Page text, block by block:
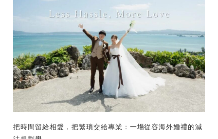
把時間留給相愛，把繁瑣交給專業：一場從容海外婚禮的減